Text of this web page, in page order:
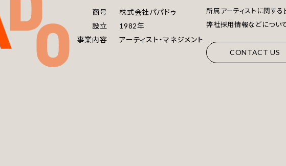
商号
株式会社パパドゥ
設立
1982年
事業内容
アーティスト・マネジメント
所属アーティストに関す
弊社採用情報などについて
CONTACT US